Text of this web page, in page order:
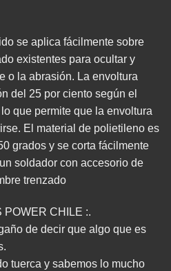
se aplica fácilmente sobre
existentes para ocultar y
o la abrasión. La envoltura
del 25 por ciento según el
que permite que la envoltura
El material de polietileno es
grados y se corta fácilmente
soldador con accesorio de
trenzado
POWER CHILE :.
de decir que algo que es
tuerca y sabemos lo mucho